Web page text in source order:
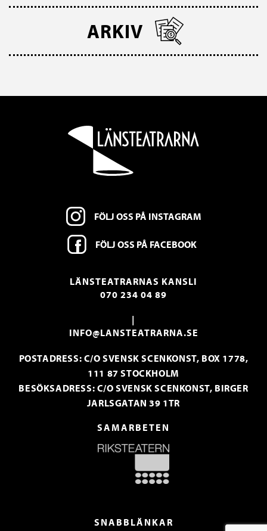
ARKIV
FÖLJ OSS PÅ INSTAGRAM
FÖLJ OSS PÅ FACEBOOK
LÄNSTEATRARNAS KANSLI
070 234 04 89
|
INFO@LANSTEATRARNA.SE
POSTADRESS: C/O SVENSK SCENKONST, BOX 1778,
111 87 STOCKHOLM
BESÖKSADRESS: C/O SVENSK SCENKONST, BIRGER
JARLSGATAN 39 1TR
SAMARBETEN
SNABBLÄNKAR